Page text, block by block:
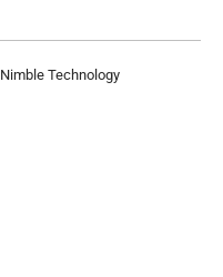
Nimble Technology